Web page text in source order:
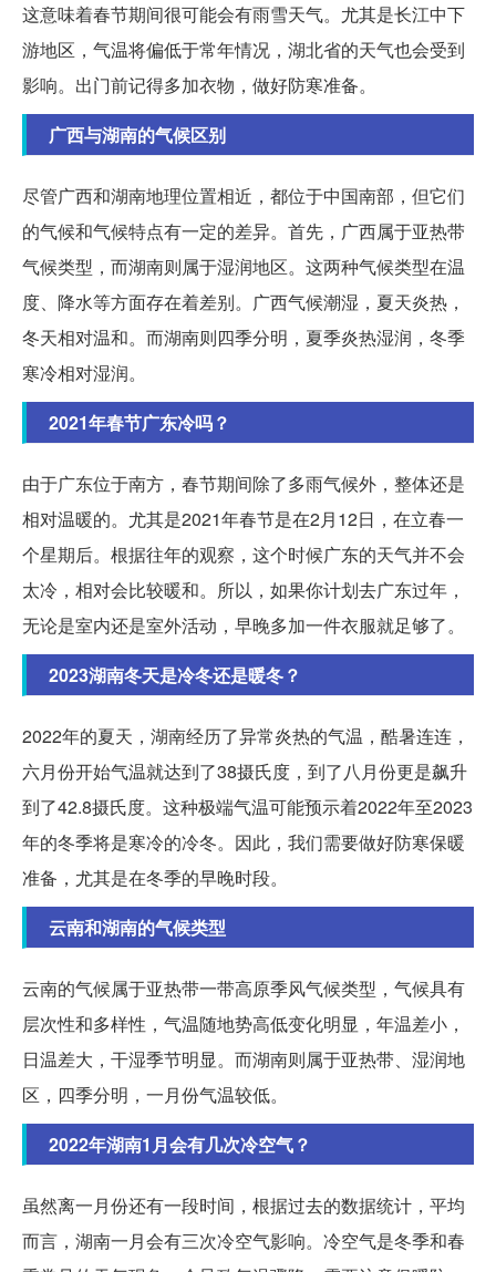
这意味着春节期间很可能会有雨雪天气。尤其是长江中下
游地区，气温将偏低于常年情况，湖北省的天气也会受到
影响。出门前记得多加衣物，做好防寒准备。
广西与湖南的气候区别
尽管广西和湖南地理位置相近，都位于中国南部，但它们
的气候和气候特点有一定的差异。首先，广西属于亚热带
气候类型，而湖南则属于湿润地区。这两种气候类型在温
度、降水等方面存在着差别。广西气候潮湿，夏天炎热，
冬天相对温和。而湖南则四季分明，夏季炎热湿润，冬季
寒冷相对湿润。
2021年春节广东冷吗？
由于广东位于南方，春节期间除了多雨气候外，整体还是
相对温暖的。尤其是2021年春节是在2月12日，在立春一
个星期后。根据往年的观察，这个时候广东的天气并不会
太冷，相对会比较暖和。所以，如果你计划去广东过年，
无论是室内还是室外活动，早晚多加一件衣服就足够了。
2023湖南冬天是冷冬还是暖冬？
2022年的夏天，湖南经历了异常炎热的气温，酷暑连连，
六月份开始气温就达到了38摄氏度，到了八月份更是飙升
到了42.8摄氏度。这种极端气温可能预示着2022年至2023
年的冬季将是寒冷的冷冬。因此，我们需要做好防寒保暖
准备，尤其是在冬季的早晚时段。
云南和湖南的气候类型
云南的气候属于亚热带一带高原季风气候类型，气候具有
层次性和多样性，气温随地势高低变化明显，年温差小，
日温差大，干湿季节明显。而湖南则属于亚热带、湿润地
区，四季分明，一月份气温较低。
2022年湖南1月会有几次冷空气？
虽然离一月份还有一段时间，根据过去的数据统计，平均
而言，湖南一月会有三次冷空气影响。冷空气是冬季和春